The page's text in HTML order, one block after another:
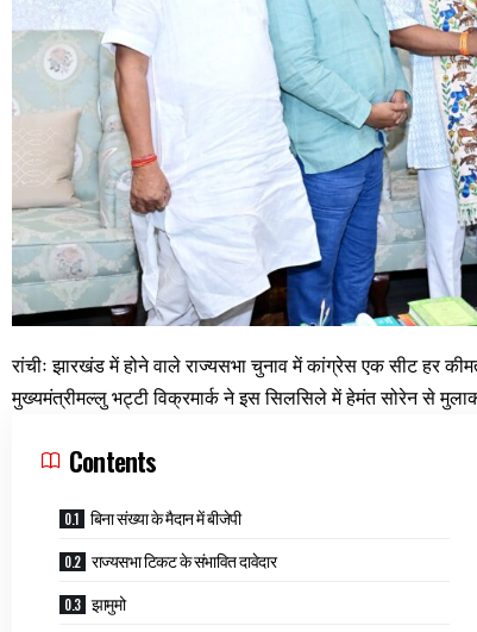
रांचीः झारखंड में होने वाले राज्यसभा चुनाव में कांग्रेस एक सीट हर
मुख्यमंत्रीमल्लु भट्टी विक्रमार्क ने इस सिलसिले में हेमंत सोरेन से
Contents
बिना संख्या के मैदान में बीजेपी
राज्यसभा टिकट के संभावित दावेदार
झामुमो